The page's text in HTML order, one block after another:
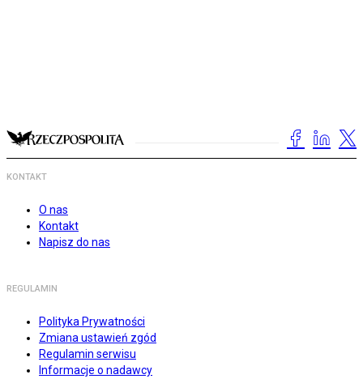
KONTAKT
O nas
Kontakt
Napisz do nas
REGULAMIN
Polityka Prywatności
Zmiana ustawień zgód
Regulamin serwisu
Informacje o nadawcy